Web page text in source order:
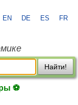
EN DE ES FR
Найти!
⚽